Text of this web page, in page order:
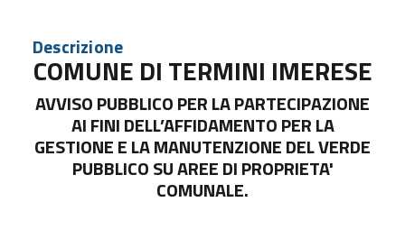
Descrizione
COMUNE DI TERMINI IMERESE
AVVISO PUBBLICO PER LA PARTECIPAZIONE
AI FINI DELL’AFFIDAMENTO PER LA
GESTIONE E LA MANUTENZIONE DEL VERDE
PUBBLICO SU AREE DI PROPRIETA'
COMUNALE.